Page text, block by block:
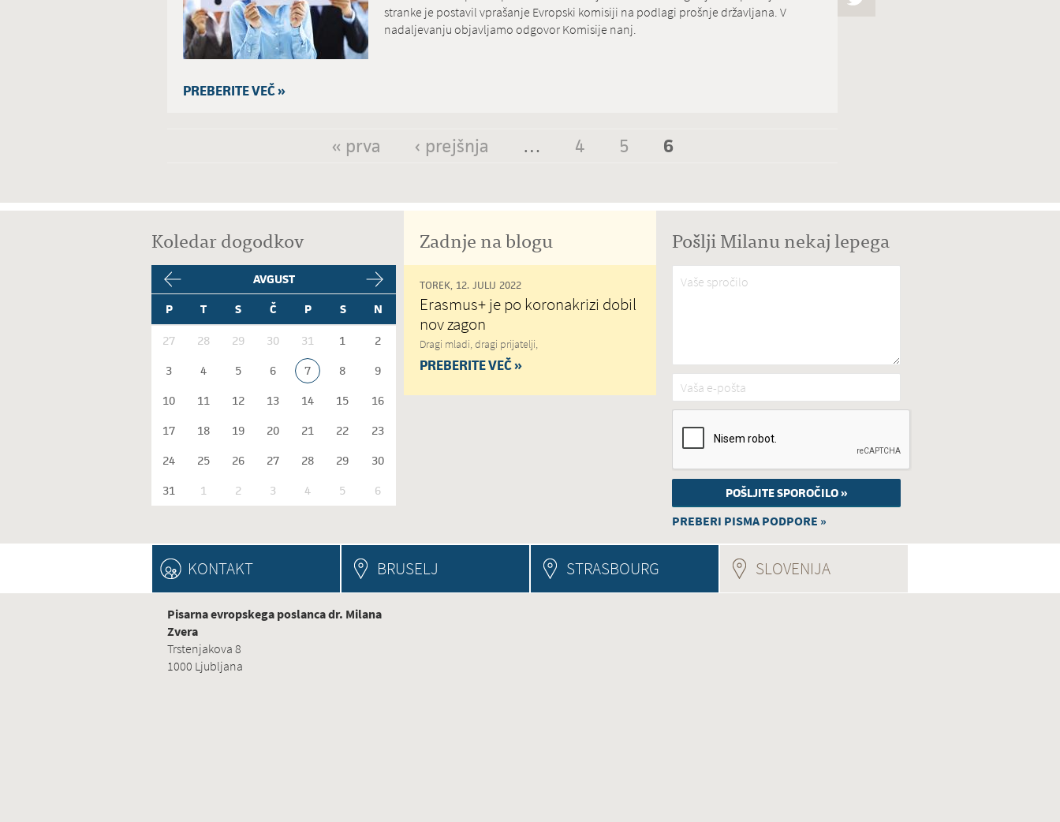
stranke je postavil vprašanje Evropski komisiji na podlagi prošnje državljana. V
nadaljevanju objavljamo odgovor Komisije nanj.
PREBERITE VEČ »
« prva ‹ prejšnja … 4 5 6
Koledar dogodkov
AVGUST
P
T S Č P S N
27 28 29 30 31 1
2
3
4 5 6 7 8
9
10
11 12 13 14 15
16
17
18 19 20 21 22
23
24
25 26 27 28 29
30
31
1 2 3 4 5 6
Zadnje na blogu
TOREK, 12. JULIJ 2022
Erasmus+ je po koronakrizi dobil
nov zagon
Dragi mladi, dragi prijatelji,
PREBERITE VEČ »
Pošlji Milanu nekaj lepega
Vaše spročilo*
Vaša e-pošta*
PREBERI PISMA PODPORE »
KONTAKT BRUSELJ STRASBOURG SLOVENIJA
Pisarna evropskega poslanca dr. Milana
Zvera
Trstenjakova 8
1000 Ljubljana